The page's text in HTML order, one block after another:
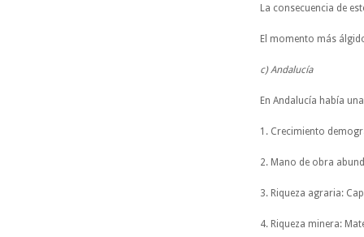
La consecuencia de
El momento más
c) Andalucía
En Andalucía había
1. Crecimiento
2. Mano de obra
3. Riqueza agraria:
4. Riqueza minera: